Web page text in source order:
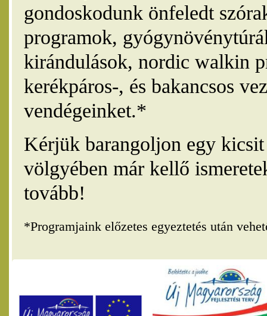
gondoskodunk önfeledt
programok,
kirándulások, nordic walkin
kerékpáros-, és bakancsos
vendégeinket.*
Kérjük barangoljon egy
völgyében már kellő
tovább!
*Programjaink előzetes egyeztetés után